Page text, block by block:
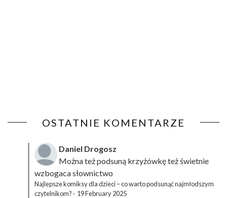
OSTATNIE KOMENTARZE
Daniel Drogosz
Można też podsuną krzyżówkęteż świetnie
wzbogaca słownictwo
Najlepsze komiksy dla dzieci – co warto podsunąć najmłodszym
czytelnikom? · 19 February 2025